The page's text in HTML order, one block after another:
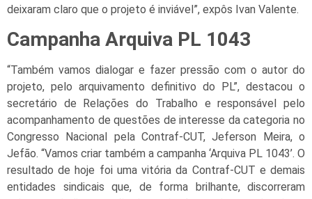
deixaram claro que o projeto é inviável”, expôs Ivan Valente.
Campanha Arquiva PL 1043
“Também vamos dialogar e fazer pressão com o autor do
projeto, pelo arquivamento definitivo do PL”, destacou o
secretário de Relações do Trabalho e responsável pelo
acompanhamento de questões de interesse da categoria no
Congresso Nacional pela Contraf-CUT, Jeferson Meira, o
Jefão. “Vamos criar também a campanha ‘Arquiva PL 1043’. O
resultado de hoje foi uma vitória da Contraf-CUT e demais
entidades sindicais que, de forma brilhante, discorreram